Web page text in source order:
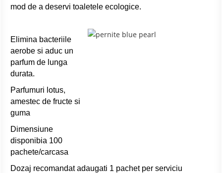
mod de a deservi toaletele ecologice.
Elimina bacteriile
aerobe si aduc un
parfum de lunga
durata.
Parfumuri lotus,
amestec de fructe si
guma
Dimensiune
disponibia 100
pachete/carcasa
Dozaj recomandat adaugati 1 pachet per serviciu